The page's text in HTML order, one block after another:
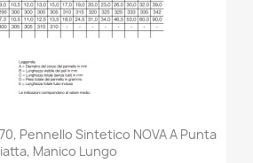
Pennello Sintetico NOVA A Punta
Manico Lungo